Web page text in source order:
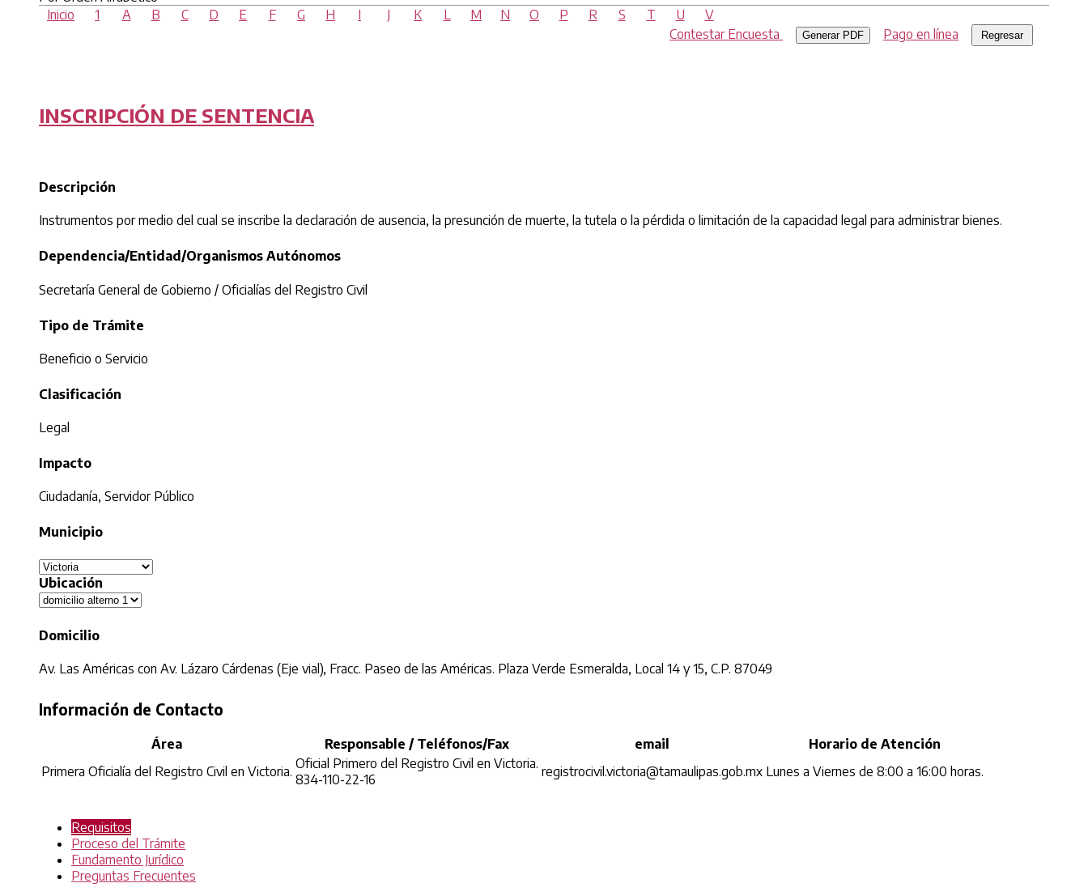
Inicio
1 A B C D E F G H I J K L M N O P R S T U
V
Contestar Encuesta
Generar PDF Pago en línea
INSCRIPCIÓN DE SENTENCIA
Descripción
Instrumentos por medio del cual se inscribe la declaración de ausencia, la presunción de muerte, la tutela o la pérdida o limitación de la capacidad legal para administrar bienes.
Dependencia/Entidad/Organismos Autónomos
Secretaría General de Gobierno / Oficialías del Registro Civil
Tipo de Trámite
Beneficio o Servicio
Clasificación
Legal
Impacto
Ciudadanía, Servidor Público
Municipio
Ubicación
Domicilio
Av. Las Américas con Av. Lázaro Cárdenas (Eje vial), Fracc. Paseo de las Américas. Plaza Verde Esmeralda, Local 14 y 15, C.P. 87049
Información de Contacto
Área Responsable / Teléfonos/Fax email
Horario de Atención
Primera Oficialía del Registro Civil en Victoria. Oficial Primero del Registro Civil en Victoria.
834-110-22-16
registrocivil.victoria@tamaulipas.gob.mx Lunes a Viernes de 8:00 a 16:00 horas.
Requisitos
Proceso del Trámite
Fundamento Jurídico
Preguntas Frecuentes